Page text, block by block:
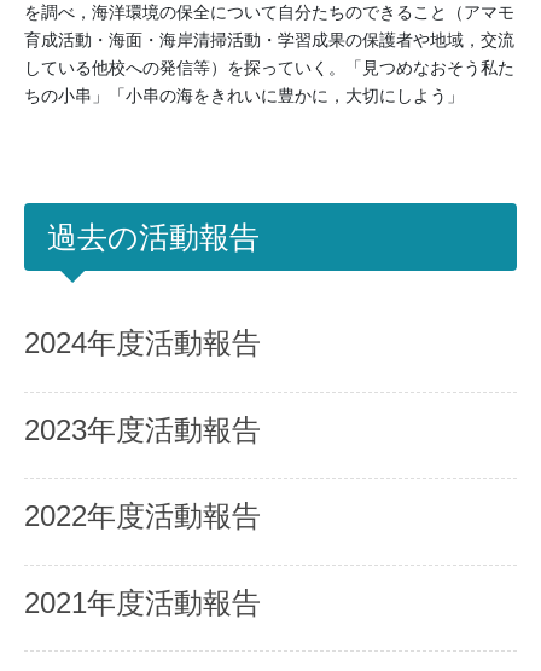
を調べ，海洋環境の保全について自分たちのできること（アマモ
育成活動・海面・海岸清掃活動・学習成果の保護者や地域，交流
している他校への発信等）を探っていく。「見つめなおそう私た
ちの小串」「小串の海をきれいに豊かに，大切にしよう」
過去の活動報告
2024年度活動報告
2023年度活動報告
2022年度活動報告
2021年度活動報告